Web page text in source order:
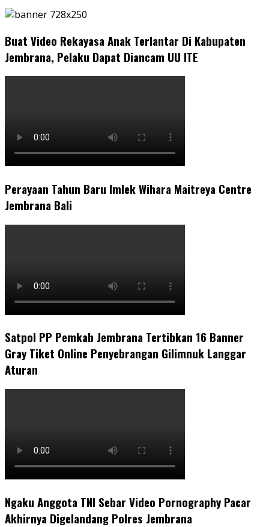
Buat Video Rekayasa Anak Terlantar Di Kabupaten
Jembrana, Pelaku Dapat Diancam UU ITE
Perayaan Tahun Baru Imlek Wihara Maitreya Centre
Jembrana Bali
Satpol PP Pemkab Jembrana Tertibkan 16 Banner
Gray Tiket Online Penyebrangan Gilimnuk Langgar
Aturan
Ngaku Anggota TNI Sebar Video Pornography Pacar
Akhirnya Digelandang Polres Jembrana